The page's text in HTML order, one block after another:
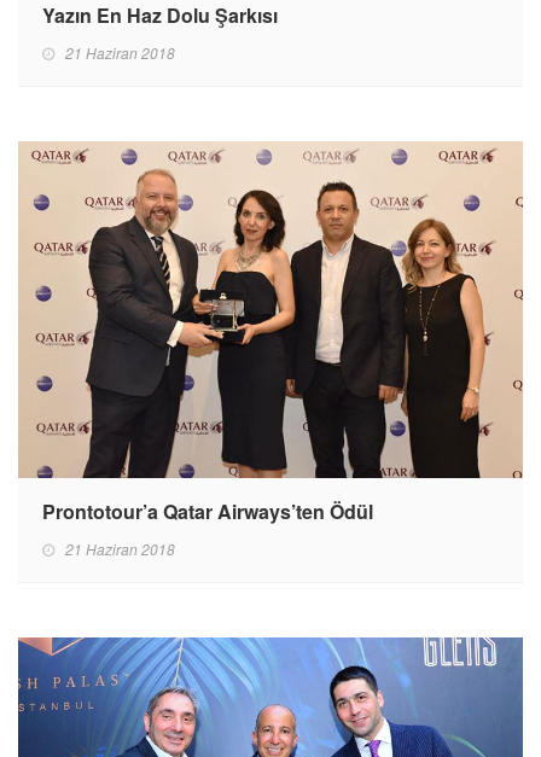
Yazın En Haz Dolu Şarkısı
21 Haziran 2018
Prontotour’a Qatar Airways’ten Ödül
21 Haziran 2018